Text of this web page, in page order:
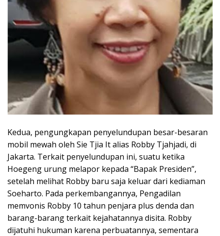
Kedua, pengungkapan penyelundupan besar-besaran
mobil mewah oleh Sie Tjia It alias Robby Tjahjadi, di
Jakarta. Terkait penyelundupan ini, suatu ketika
Hoegeng urung melapor kepada “Bapak Presiden”,
setelah melihat Robby baru saja keluar dari kediaman
Soeharto. Pada perkembangannya, Pengadilan
memvonis Robby 10 tahun penjara plus denda dan
barang-barang terkait kejahatannya disita. Robby
dijatuhi hukuman karena perbuatannya, sementara